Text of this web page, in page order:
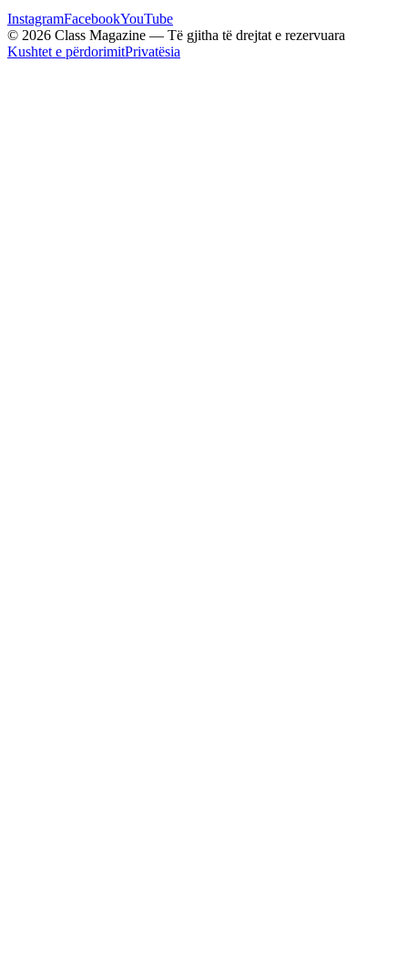
InstagramFacebookYouTube
© 2026 Class Magazine — Të gjitha të drejtat e rezervuara
Kushtet e përdorimitPrivatësia